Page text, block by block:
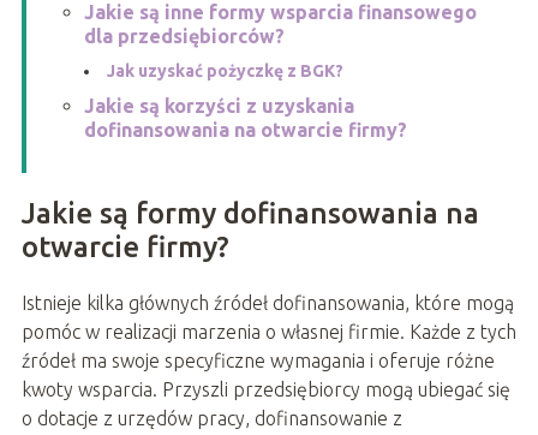
Jakie są inne formy wsparcia finansowego
dla przedsiębiorców?
Jak uzyskać pożyczkę z BGK?
Jakie są korzyści z uzyskania
dofinansowania na otwarcie firmy?
Jakie są formy dofinansowania na
otwarcie firmy?
Istnieje kilka głównych źródeł dofinansowania, które mogą
pomóc w realizacji marzenia o własnej firmie. Każde z tych
źródeł ma swoje specyficzne wymagania i oferuje różne
kwoty wsparcia. Przyszli przedsiębiorcy mogą ubiegać się
o dotacje z urzędów pracy, dofinansowanie z